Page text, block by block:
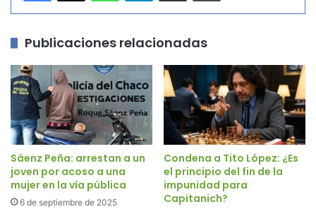
Publicaciones relacionadas
Sáenz Peña: arrestan a un
joven por acoso a una
mujer en la vía pública
6 de septiembre de 2025
Condena a Tito López: ¿Es
el principio del fin de la
impunidad para
Capitanich?